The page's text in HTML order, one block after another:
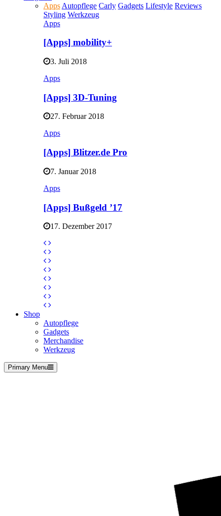
Apps Autopflege Carly Gadgets Lifestyle Reviews
Styling Werkzeug
Apps
[Apps] mobility+
3. Juli 2018
Apps
[Apps] 3D-Tuning
27. Februar 2018
Apps
[Apps] Blitzer.de Pro
7. Januar 2018
Apps
[Apps] Bußgeld ’17
17. Dezember 2017
Shop
Autopflege
Gadgets
Merchandise
Werkzeug
Primary Menu